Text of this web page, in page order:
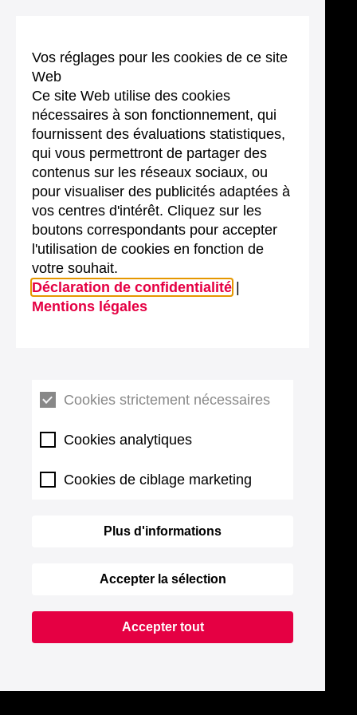
Vos réglages pour les cookies de ce site
Web
Ce site Web utilise des cookies
nécessaires à son fonctionnement, qui
fournissent des évaluations statistiques,
qui vous permettront de partager des
contenus sur les réseaux sociaux, ou
pour visualiser des publicités adaptées à
vos centres d'intérêt. Cliquez sur les
boutons correspondants pour accepter
l'utilisation de cookies en fonction de
votre souhait.
Déclaration de confidentialité
Mentions légales
Cookies strictement nécessaires
Cookies analytiques
Cookies de ciblage marketing
Plus d'informations
Accepter la sélection
Accepter tout